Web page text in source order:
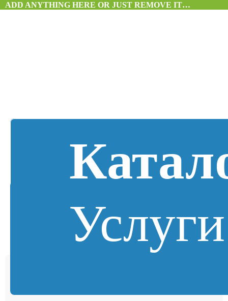
ADD ANYTHING HERE OR JUST REMOVE IT…
Услуги